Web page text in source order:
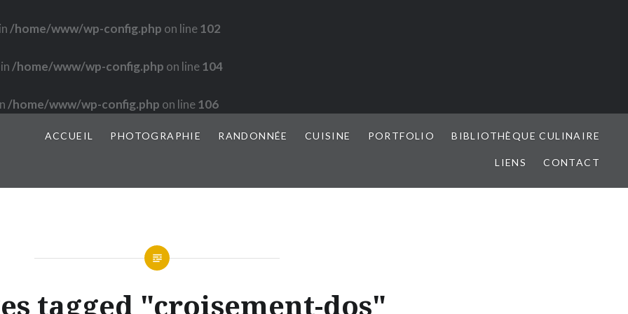
/home/www/wp-config.php on line102
/home/www/wp-config.php on line104
/home/www/wp-config.php on line106
ACCUEIL PHOTOGRAPHIE RANDONNÉE CUISINE PORTFOLIO BIBLIOTHÈQUE CULINAIRE
LIENS CONTACT
tagged "croisement-dos"